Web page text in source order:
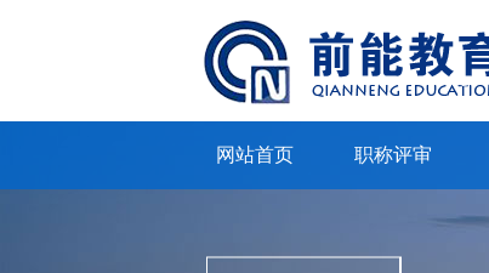
网站首页 职称评审